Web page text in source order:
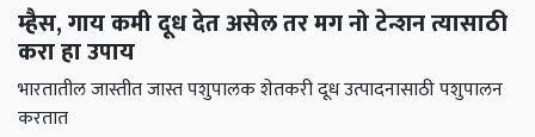
म्हैस, गाय कमी दूध देत असेल तर मग नो टेन्शन त्यासाठी
करा हा उपाय
भारतातील जास्तीत जास्त पशुपालक शेतकरी दूध उत्पादनासाठी पशुपालन
करतात